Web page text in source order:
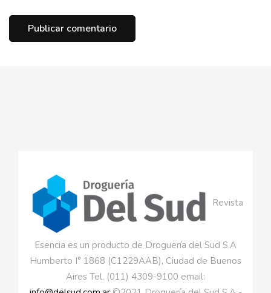
Revista
Esencia es un producto de Droguería del Sud S.A
Humberto I° 1868 (C1229AAB), Ciudad de Buenos
Aires Tel. (011) 4309-9100 email: